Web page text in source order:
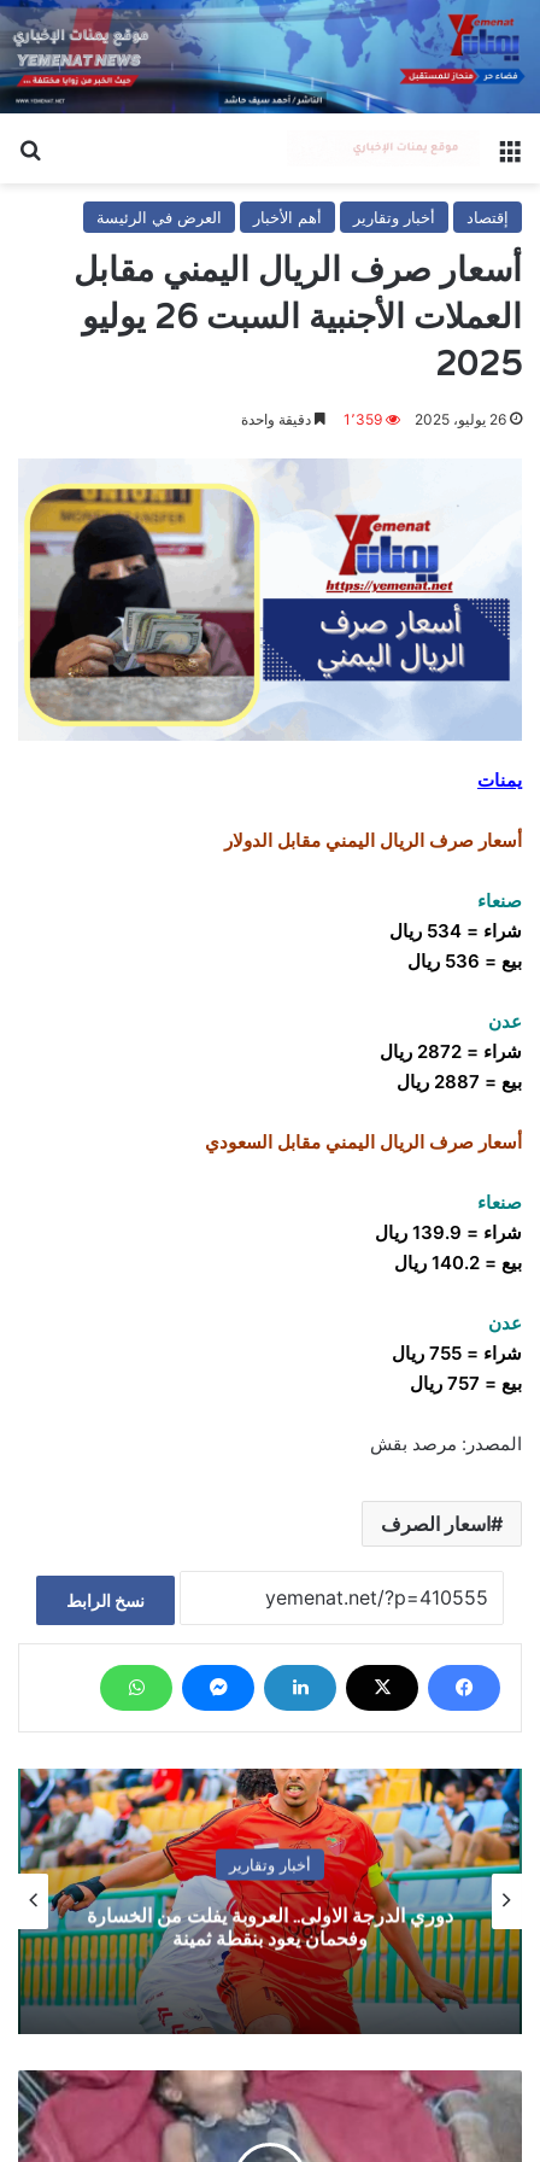
القائمة
إقتصاد أخبار وتقارير أهم الأخبار العرض في الرئيسة
أسعار صرف الريال اليمني مقابل
العملات الأجنبية السبت 26 يوليو
2025
26 يوليو، 2025 1٬359 دقيقة واحدة
يمنات
أسعار صرف الريال اليمني مقابل الدولار
صنعاء
شراء = 534 ريال
بيع = 536 ريال
عدن
شراء = 2872 ريال
بيع = 2887 ريال
أسعار صرف الريال اليمني مقابل السعودي
صنعاء
شراء = 139.9 ريال
بيع = 140.2 ريال
عدن
شراء = 755 ريال
بيع = 757 ريال
المصدر: مرصد بقش
اسعار الصرف
نسخ الرابط
أخبار وتقارير
دوري الدرجة الاولى.. العروبة يفلت من الخسارة
وفحمان يعود بنقطة ثمينة